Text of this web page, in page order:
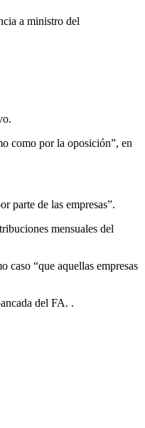
a ministro del
como por la oposición”, en
parte de las empresas”.
mensuales del
caso “que aquellas empresas
del FA. .